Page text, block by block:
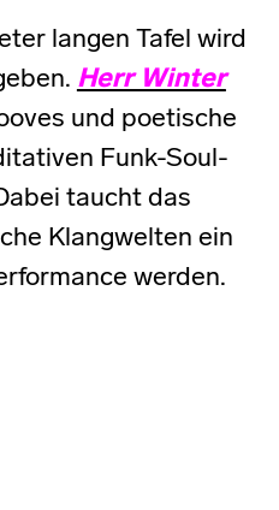
langen Tafel wird
Herr Winter
und poetische
Funk-Soul-
taucht das
Klangwelten ein
werden.